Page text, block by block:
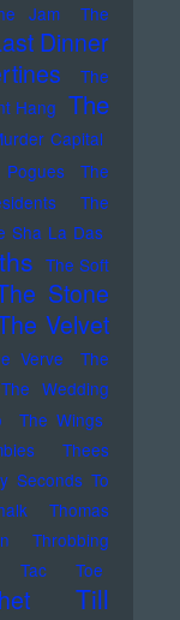
Jam
The
Dinner
The
Hang The
Capital
Pogues
The
The
Sha La Das
The Soft
Stone
Velvet
Verve
The
The Wedding
The Wings
Thees
Seconds To
Thomas
Throbbing
Tac Toe
Till